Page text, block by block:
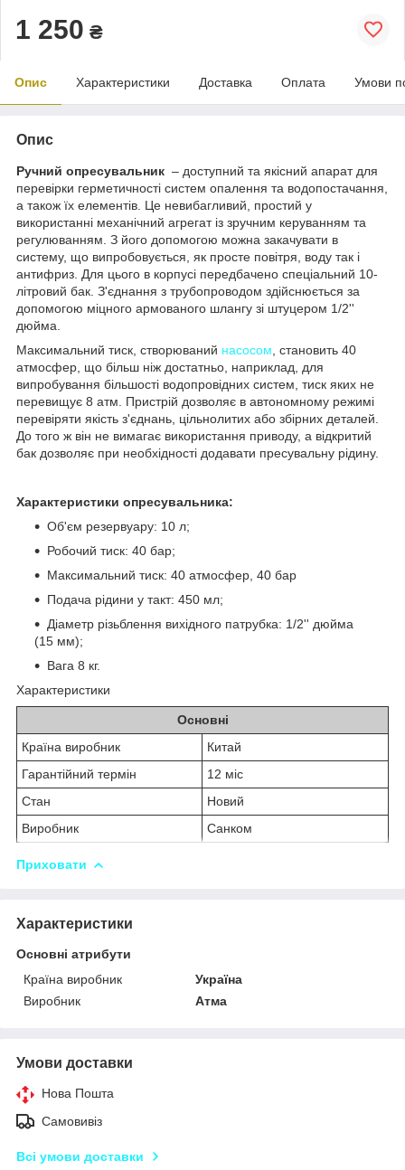
1 250 ₴
Опис Характеристики Доставка Оплата Умови
Опис
Ручний опресувальник – доступний та якісний апарат для
перевірки герметичності систем опалення та водопостачання,
а також їх елементів. Це невибагливий, простий у
використанні механічний агрегат із зручним керуванням та
регулюванням. З його допомогою можна закачувати в
систему, що випробовується, як просте повітря, воду так і
антифриз. Для цього в корпусі передбачено спеціальний 10-
літровий бак. З'єднання з трубопроводом здійснюється за
допомогою міцного армованого шлангу зі штуцером 1/2''
дюйма.
Максимальний тиск, створюваний насосом , становить 40
атмосфер, що більш ніж достатньо, наприклад, для
випробування більшості водопровідних систем, тиск яких не
перевищує 8 атм. Пристрій дозволяє в автономному режимі
перевіряти якість з'єднань, цільнолитих або збірних деталей.
До того ж він не вимагає використання приводу, а відкритий
бак дозволяє при необхідності додавати пресувальну рідину.
Характеристики опресувальника:
Об'єм резервуару: 10 л;
Робочий тиск: 40 бар;
Максимальний тиск: 40 атмосфер, 40 бар
Подача рідини у такт: 450 мл;
Діаметр різьблення вихідного патрубка: 1/2'' дюйма
(15 мм);
Вага 8 кг.
Характеристики
Основні
Країна виробник
Китай
Гарантійний термін
12 міс
Стан
Новий
Виробник
Санком
Приховати
Характеристики
Основні атрибути
Країна виробник
Україна
Виробник
Атма
Умови доставки
Нова Пошта
Самовивіз
Всі умови доставки